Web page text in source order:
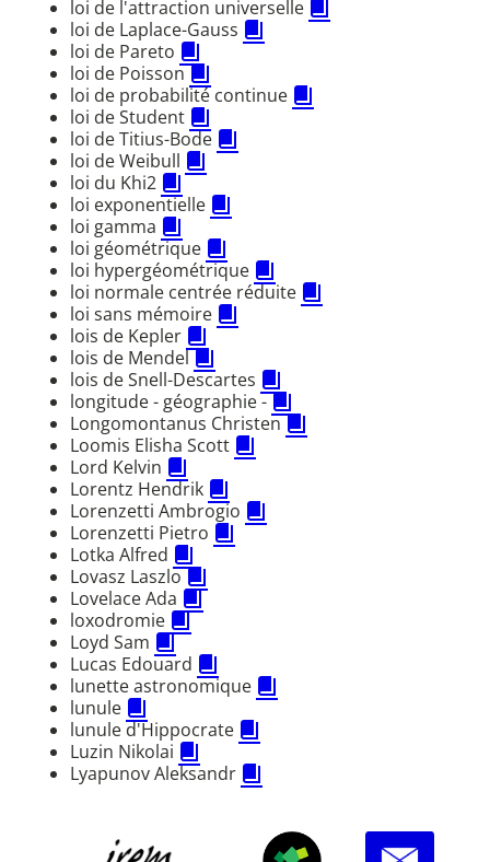
loi de l'attraction universelle
loi de Laplace-Gauss
loi de Pareto
loi de Poisson
loi de probabilité continue
loi de Student
loi de Titius-Bode
loi de Weibull
loi du Khi2
loi exponentielle
loi gamma
loi géométrique
loi hypergéométrique
loi normale centrée réduite
loi sans mémoire
lois de Kepler
lois de Mendel
lois de Snell-Descartes
longitude - géographie -
Longomontanus Christen
Loomis Elisha Scott
Lord Kelvin
Lorentz Hendrik
Lorenzetti Ambrogio
Lorenzetti Pietro
Lotka Alfred
Lovasz Laszlo
Lovelace Ada
loxodromie
Loyd Sam
Lucas Edouard
lunette astronomique
lunule
lunule d'Hippocrate
Luzin Nikolai
Lyapunov Aleksandr